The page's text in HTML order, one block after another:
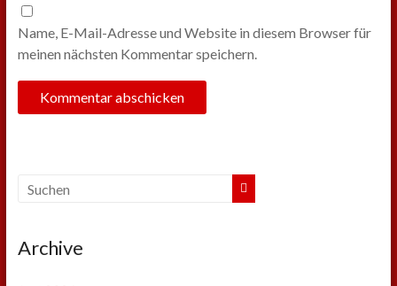
Name, E-Mail-Adresse und Website in diesem Browser für
meinen nächsten Kommentar speichern.
Archive